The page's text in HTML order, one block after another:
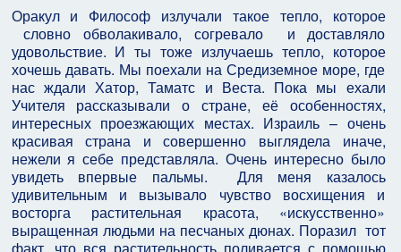
Оракул и Философ излучали такое тепло, которое
словно обволакивало, согревало и доставляло
удовольствие. И ты тоже излучаешь тепло, которое
хочешь давать. Мы поехали на Средиземное море, где
нас ждали Хатор, Таматс и Веста. Пока мы ехали
Учителя рассказывали о стране, её особенностях,
интересных проезжающих местах. Израиль – очень
красивая страна и совершенно выглядела иначе,
нежели я себе представляла. Очень интересно было
увидеть впервые пальмы. Для меня казалось
удивительным и вызывало чувство восхищения и
восторга растительная красота, «искусственно»
выращенная людьми на песчаных дюнах. Поразил тот